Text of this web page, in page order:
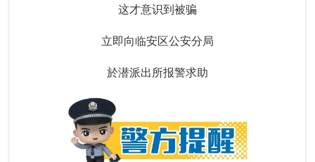
这才意识到被骗
立即向临安区公安分局
於潜派出所报警求助